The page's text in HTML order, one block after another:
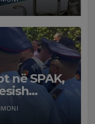
në SPAK,